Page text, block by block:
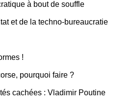
à bout de souffle
et de la techno-bureaucratie
!
pourquoi faire ?
cachées : Vladimir Poutine